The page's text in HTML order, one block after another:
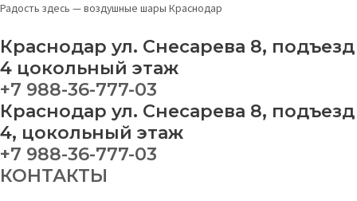
Перейти
содержимому
Радость здесь — воздушные шары Краснодар
Краснодар ул. Снесарева 8, подъезд
4 цокольный этаж
+7 988-36-777-03
Краснодар ул. Снесарева 8, подъезд
4, цокольный этаж
+7 988-36-777-03
КОНТАКТЫ
Облако